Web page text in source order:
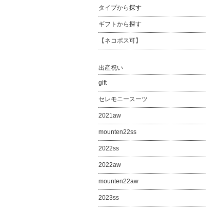
タイプから探す
ギフトから探す
【ネコポス可】
出産祝い
gift
セレモニースーツ
2021aw
mounten22ss
2022ss
2022aw
mounten22aw
2023ss